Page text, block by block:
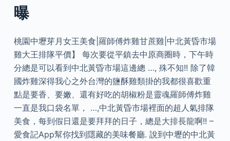
曝
桃園中壢芽月女王美食|羅師傅炸雞甘蔗雞|中北黃昏市場
雞大王排隊平價】 每次要從平鎮去中原商圈時，下午時
分總是可以看到中北黃昏市場這邊總 …, 殊不知!! 除了韓
國炸雞深得我心之外台灣的鹽酥雞類掛的我都很喜歡重
點是要香、要嫩、還有好吃的胡椒粉是靈魂羅師傅炸雞
一直是我口袋名單， …,中北黃昏市場裡面的超人氣排隊
美食，每到假日還是要拜拜的日子，總是大排長龍啊!! –
愛食記App幫你找到隱藏的美味餐廳. 說到中壢的中北黃